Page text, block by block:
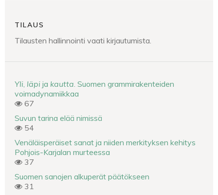
TILAUS
Tilausten hallinnointi vaati kirjautumista.
Yli läpi ja kautta . Suomen grammirakenteiden
voimadynamiikkaa
67
Suvun tarina elää nimissä
54
Venäläisperäiset sanat ja niiden merkityksen kehitys
Pohjois-Karjalan murteessa
37
Suomen sanojen alkuperät päätökseen
31